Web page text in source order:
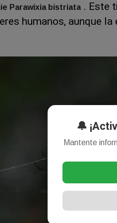
Parawixia bistriata . Este
humanos, aunque
🔔
Mantente